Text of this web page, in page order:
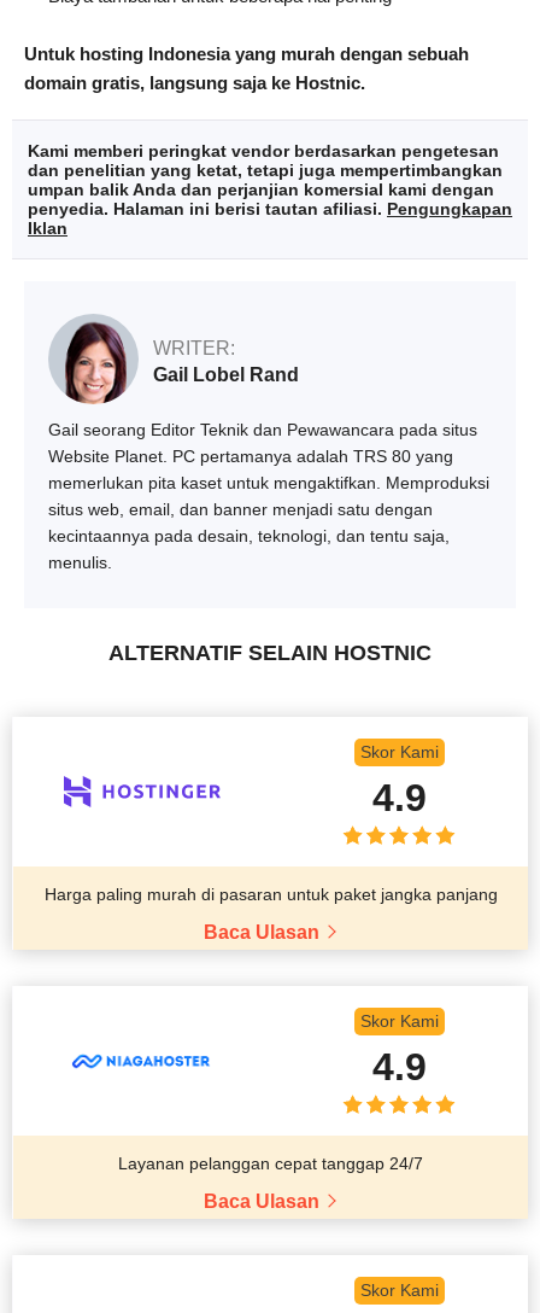
Untuk hosting Indonesia yang murah dengan sebuah
domain gratis, langsung saja ke Hostnic.
Kami memberi peringkat vendor berdasarkan pengetesan
dan penelitian yang ketat, tetapi juga mempertimbangkan
umpan balik Anda dan perjanjian komersial kami dengan
penyedia. Halaman ini berisi tautan afiliasi. Pengungkapan
Iklan
WRITER:
Gail Lobel Rand
Gail seorang Editor Teknik dan Pewawancara pada situs
Website Planet. PC pertamanya adalah TRS 80 yang
memerlukan pita kaset untuk mengaktifkan. Memproduksi
situs web, email, dan banner menjadi satu dengan
kecintaannya pada desain, teknologi, dan tentu saja,
menulis.
ALTERNATIF SELAIN HOSTNIC
Skor Kami
4.9
Harga paling murah di pasaran untuk paket jangka panjang
Baca Ulasan
Skor Kami
4.9
Layanan pelanggan cepat tanggap 24/7
Baca Ulasan
Skor Kami